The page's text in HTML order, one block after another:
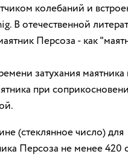
колебаний и
В отечественной
Персоза - как
затухания маятника
при
(стеклянное число) для
Персоза не менее 420